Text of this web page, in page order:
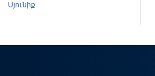
Սյունիք